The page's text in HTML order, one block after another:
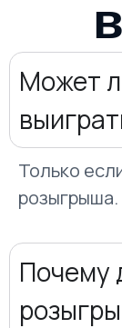
Может
Только
розыгрыша.
Почему